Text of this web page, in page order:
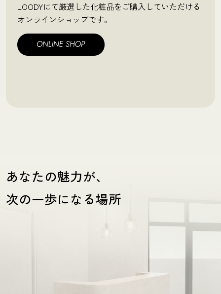
LOODYにて厳選した化粧品をご購入していただける
オンラインショップです。
あなたの魅力が、
次の一歩になる場所